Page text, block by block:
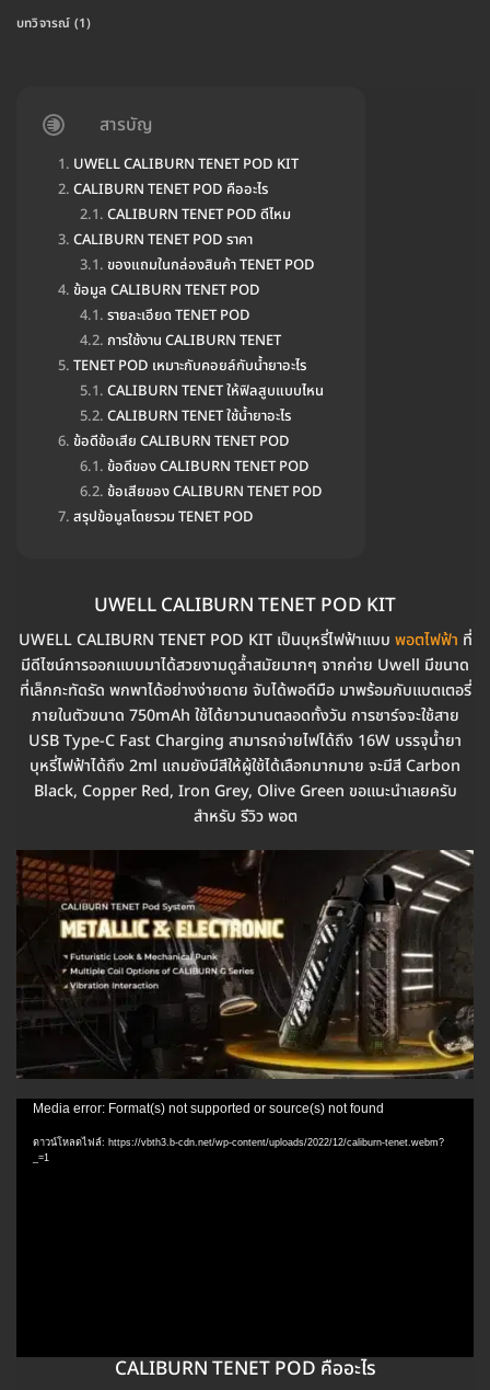
บทวิจารณ์ (1)
สารบัญ
UWELL CALIBURN TENET POD KIT
CALIBURN TENET POD คืออะไร
CALIBURN TENET POD ดีไหม
CALIBURN TENET POD ราคา
ของแถมในกล่องสินค้า TENET POD
ข้อมูล CALIBURN TENET POD
รายละเอียด TENET POD
การใช้งาน CALIBURN TENET
TENET POD เหมาะกับคอยล์กับน้ำยาอะไร
CALIBURN TENET ให้ฟิลสูบแบบไหน
CALIBURN TENET ใช้น้ำยาอะไร
ข้อดีข้อเสีย CALIBURN TENET POD
ข้อดีของ CALIBURN TENET POD
ข้อเสียของ CALIBURN TENET POD
สรุปข้อมูลโดยรวม TENET POD
UWELL CALIBURN TENET POD KIT
UWELL CALIBURN TENET POD KIT เป็นบุหรี่ไฟฟ้าแบบ พอตไฟฟ้า ที่
มีดีไซน์การออกแบบมาได้สวยงามดูล้ำสมัยมากๆ จากค่าย Uwell มีขนาด
ที่เล็กกะทัดรัด พกพาได้อย่างง่ายดาย จับได้พอดีมือ มาพร้อมกับแบตเตอรี่
ภายในตัวขนาด 750mAh ใช้ได้ยาวนานตลอดทั้งวัน การชาร์จจะใช้สาย
USB Type-C Fast Charging สามารถจ่ายไฟได้ถึง 16W บรรจุน้ำยา
บุหรี่ไฟฟ้าได้ถึง 2ml แถมยังมีสีให้ผู้ใช้ได้เลือกมากมาย จะมีสี Carbon
Black, Copper Red, Iron Grey, Olive Green ขอแนะนำเลยครับ
สำหรับ รีวิว พอต
เล่น
ไฟล์
Media error: Format(s) not supported or source(s) not found
ดาวน์โหลดไฟล์: https://vbth3.b-cdn.net/wp-content/uploads/2022/12/caliburn-tenet.webm?
_=1
CALIBURN TENET POD คืออะไร